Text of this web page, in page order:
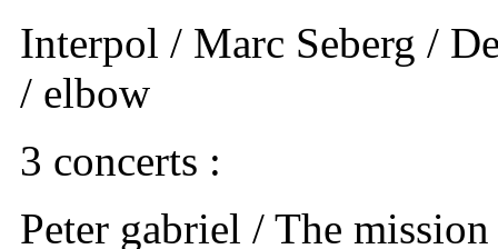
Interpol / Marc Seberg /
/ elbow
3 concerts :
Peter gabriel / The